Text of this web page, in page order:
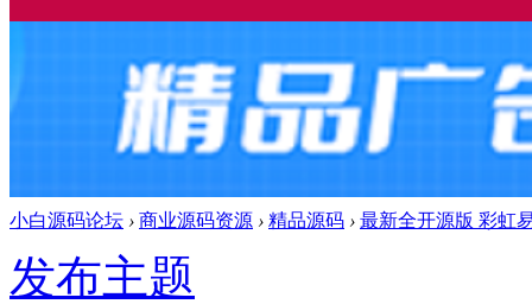
小白源码论坛 › 商业源码资源 › 精品源码 › 最新全开源版 彩虹
发布主题